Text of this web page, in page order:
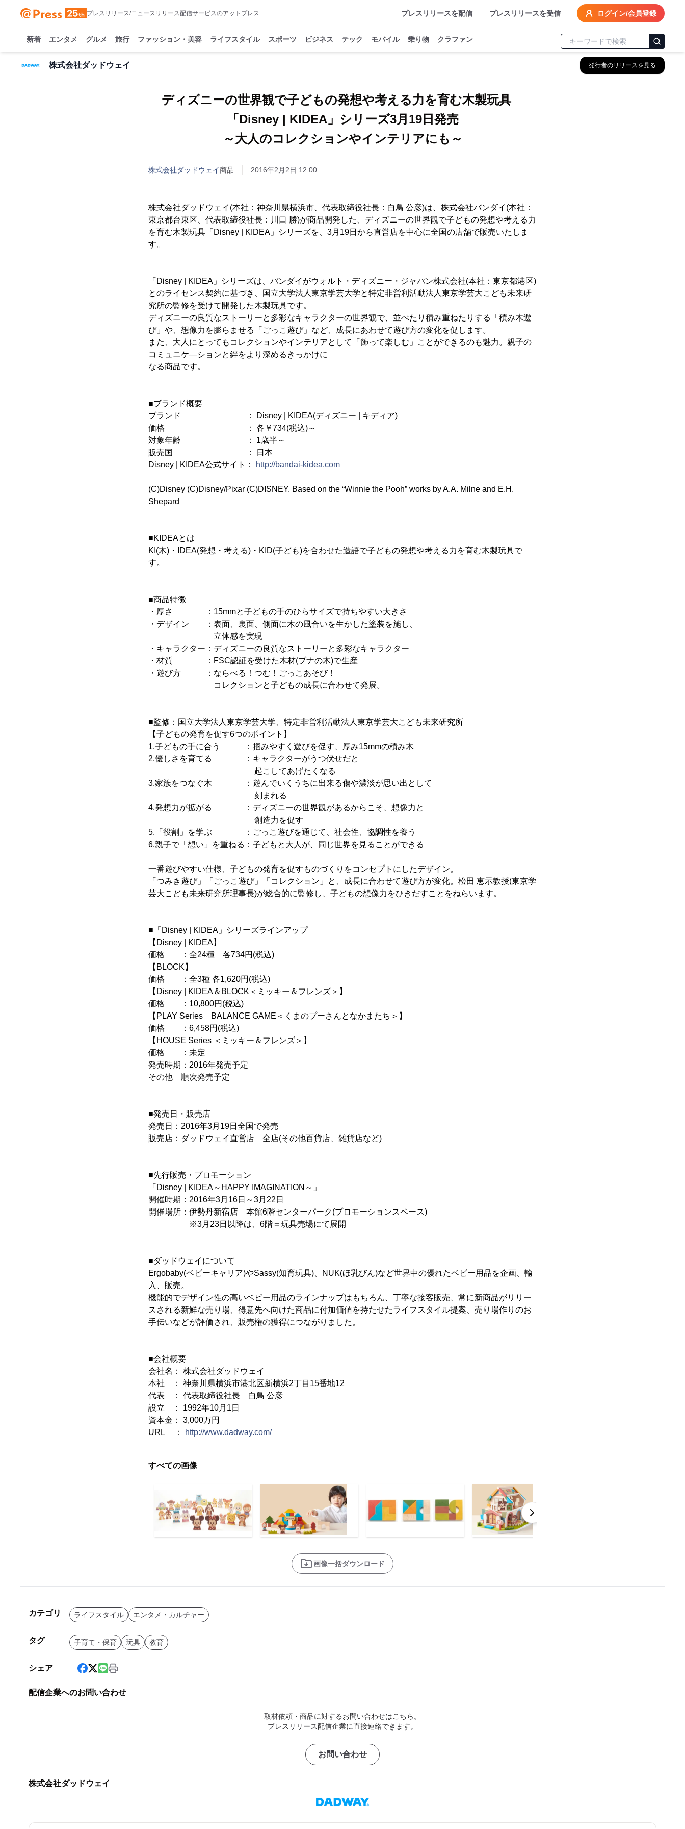
プレスリリース/ニュースリリース配信サービスのアットプレス プレスリリースを配信 プレスリリースを受信 ログイン/会員登録
新着 エンタメ グルメ 旅行 ファッション・美容 ライフスタイル スポーツ ビジネス テック モバイル 乗り物 クラファン
株式会社ダッドウェイ 発行者のリリースを見る
ディズニーの世界観で子どもの発想や考える力を育む木製玩具
「Disney | KIDEA」シリーズ3月19日発売
～大人のコレクションやインテリアにも～
株式会社ダッドウェイ商品 2016年2月2日 12:00
株式会社ダッドウェイ(本社：神奈川県横浜市、代表取締役社長：白鳥 公彦)は、株式会社バンダイ(本社：
東京都台東区、代表取締役社長：川口 勝)が商品開発した、ディズニーの世界観で子どもの発想や考える力
を育む木製玩具「Disney | KIDEA」シリーズを、3月19日から直営店を中心に全国の店舗で販売いたしま
す。
「Disney | KIDEA」シリーズは、バンダイがウォルト・ディズニー・ジャパン株式会社(本社：東京都港区)
とのライセンス契約に基づき、国立大学法人東京学芸大学と特定非営利活動法人東京学芸大こども未来研
究所の監修を受けて開発した木製玩具です。
ディズニーの良質なストーリーと多彩なキャラクターの世界観で、並べたり積み重ねたりする「積み木遊
び」や、想像力を膨らませる「ごっこ遊び」など、成長にあわせて遊び方の変化を促します。
また、大人にとってもコレクションやインテリアとして「飾って楽しむ」ことができるのも魅力。親子の
コミュニケ―ションと絆をより深めるきっかけに
なる商品です。
■ブランド概要
ブランド ： Disney | KIDEA(ディズニー | キディア)
価格 ： 各￥734(税込)～
対象年齢 ： 1歳半～
販売国 ： 日本
Disney | KIDEA公式サイト：
http://bandai-kidea.com
(C)Disney (C)Disney/Pixar (C)DISNEY. Based on the “Winnie the Pooh” works by A.A. Milne and E.H.
Shepard
■KIDEAとは
KI(木)・IDEA(発想・考える)・KID(子ども)を合わせた造語で子どもの発想や考える力を育む木製玩具で
す。
■商品特徴
・厚さ ：15mmと子どもの手のひらサイズで持ちやすい大きさ
・デザイン ：表面、裏面、側面に木の風合いを生かした塗装を施し、
立体感を実現
・キャラクター：ディズニーの良質なストーリーと多彩なキャラクター
・材質 ：FSC認証を受けた木材(ブナの木)で生産
・遊び方 ：ならべる！つむ！ごっこあそび！
コレクションと子どもの成長に合わせて発展。
■監修：国立大学法人東京学芸大学、特定非営利活動法人東京学芸大こども未来研究所
【子どもの発育を促す6つのポイント】
1.子どもの手に合う ：掴みやすく遊びを促す、厚み15mmの積み木
2.優しさを育てる ：キャラクターがうつ伏せだと
起こしてあげたくなる
3.家族をつなぐ木 ：遊んでいくうちに出来る傷や濃淡が思い出として
刻まれる
4.発想力が拡がる ：ディズニーの世界観があるからこそ、想像力と
創造力を促す
5.「役割」を学ぶ ：ごっこ遊びを通じて、社会性、協調性を養う
6.親子で「想い」を重ねる：子どもと大人が、同じ世界を見ることができる
一番遊びやすい仕様、子どもの発育を促すものづくりをコンセプトにしたデザイン。
「つみき遊び」「ごっこ遊び」「コレクション」と、成長に合わせて遊び方が変化。松田 恵示教授(東京学
芸大こども未来研究所理事長)が総合的に監修し、子どもの想像力をひきだすことをねらいます。
■「Disney | KIDEA」シリーズラインアップ
【Disney | KIDEA】
価格 ：全24種 各734円(税込)
【BLOCK】
価格 ：全3種 各1,620円(税込)
【Disney | KIDEA＆BLOCK＜ミッキー＆フレンズ＞】
価格 ：10,800円(税込)
【PLAY Series BALANCE GAME＜くまのプーさんとなかまたち＞】
価格 ：6,458円(税込)
【HOUSE Series ＜ミッキー＆フレンズ＞】
価格 ：未定
発売時期：2016年発売予定
その他 順次発売予定
■発売日・販売店
発売日：2016年3月19日全国で発売
販売店：ダッドウェイ直営店 全店(その他百貨店、雑貨店など)
■先行販売・プロモーション
「Disney | KIDEA～HAPPY IMAGINATION～」
開催時期：2016年3月16日～3月22日
開催場所：伊勢丹新宿店 本館6階センターパーク(プロモーションスペース)
※3月23日以降は、6階＝玩具売場にて展開
■ダッドウェイについて
Ergobaby(ベビーキャリア)やSassy(知育玩具)、NUK(ほ乳びん)など世界中の優れたベビー用品を企画、輸
入、販売。
機能的でデザイン性の高いベビー用品のラインナップはもちろん、丁寧な接客販売、常に新商品がリリー
スされる新鮮な売り場、得意先へ向けた商品に付加価値を持たせたライフスタイル提案、売り場作りのお
手伝いなどが評価され、販売権の獲得につながりました。
■会社概要
会社名： 株式会社ダッドウェイ
本社 ： 神奈川県横浜市港北区新横浜2丁目15番地12
代表 ： 代表取締役社長 白鳥 公彦
設立 ： 1992年10月1日
資本金： 3,000万円
URL ：
http://www.dadway.com/
すべての画像
画像一括ダウンロード
カテゴリ ライフスタイル エンタメ・カルチャー
タグ 子育て・保育 玩具 教育
シェア
配信企業へのお問い合わせ
取材依頼・商品に対するお問い合わせはこちら。
プレスリリース配信企業に直接連絡できます。
お問い合わせ
株式会社ダッドウェイ